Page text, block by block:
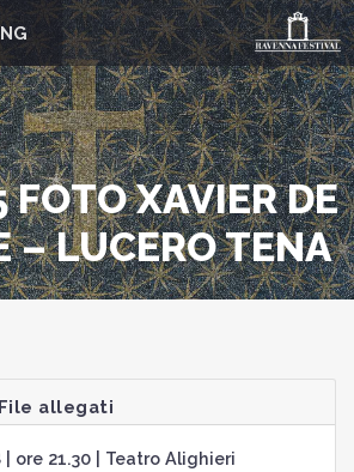
XAVIER DE
– LUCERO TENA
File allegati
ore 21.30 | Teatro Alighieri